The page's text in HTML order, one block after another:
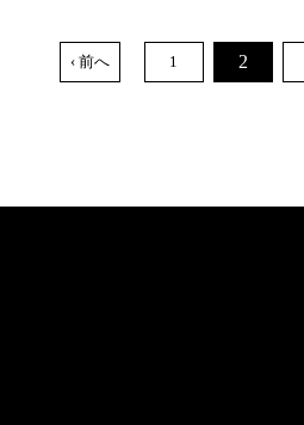
‹ 前へ 1 2